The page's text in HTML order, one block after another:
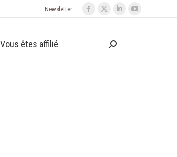
Newsletter
Vous êtes affilié